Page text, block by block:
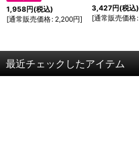
1,958円(税込)
[通常販売価格: 2,200円]
3,427円(税込)
[通常販売価格:
最近チェックしたアイテム